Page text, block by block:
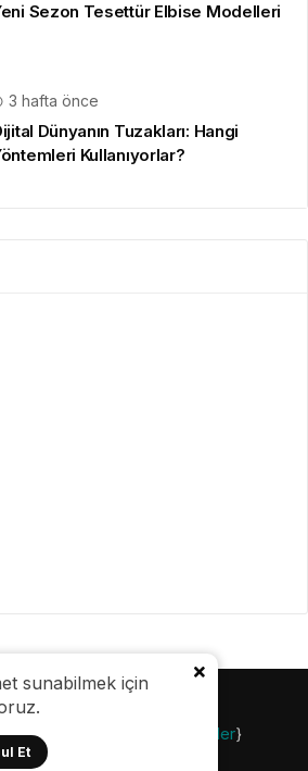
sunabilmek için
Et
Sezon Tesettür Elbise Modelleri
3 hafta önce
Dünyanın Tuzakları: Hangi
Kullanıyorlar?
Gezi Bülteni Gezilecek Yerler}